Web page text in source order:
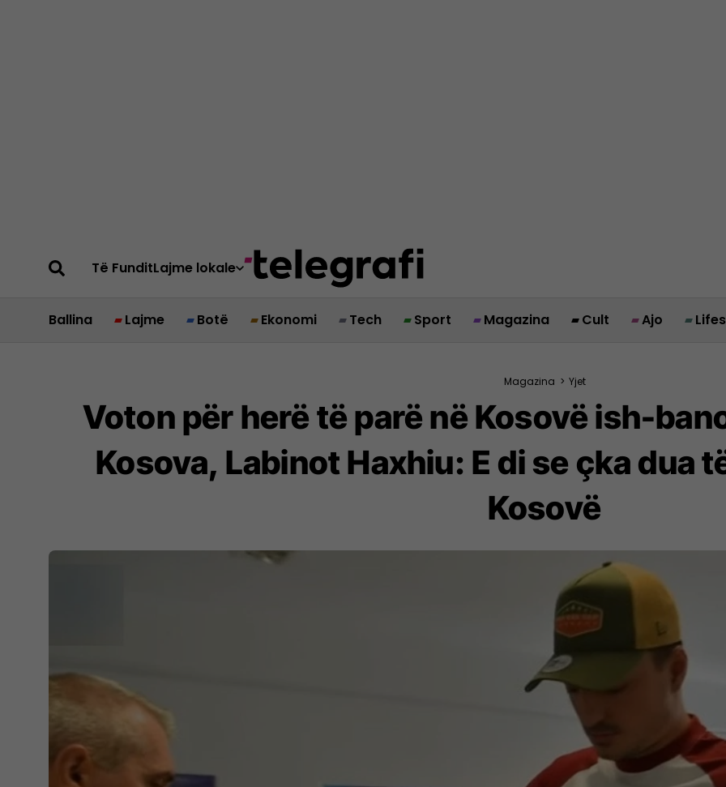
Të FunditLajme lokale
Ballina Lajme Botë Ekonomi Tech Sport Magazina Cult Ajo
Magazina > Yjet
Voton për herë të parë në Kosovë ish-
Kosova, Labinot Haxhiu: E di se çka dua
Kosovë